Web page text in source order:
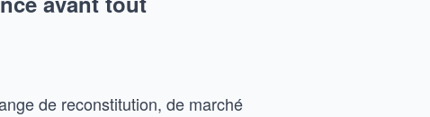
de reconstitution, de marché